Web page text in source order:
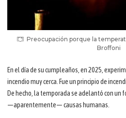
Preocupación porque la
Broffoni
En el día de su cumpleaños, en 2025,
incendio muy cerca. Fue un principio de
De hecho, la temporada se adelantó con un
—aparentemente— causas humanas.